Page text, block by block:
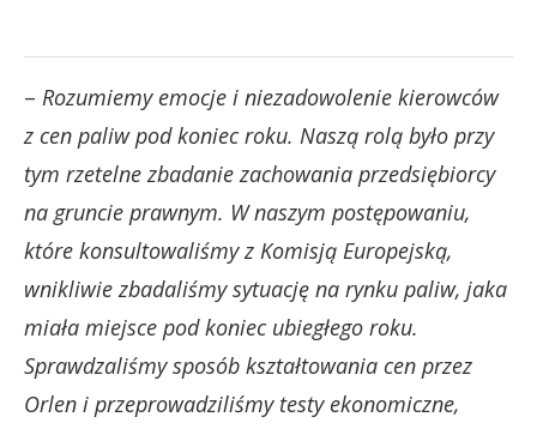
– Rozumiemy emocje i niezadowolenie kierowców
z cen paliw pod koniec roku. Naszą rolą było przy
tym rzetelne zbadanie zachowania przedsiębiorcy
na gruncie prawnym. W naszym postępowaniu,
które konsultowaliśmy z Komisją Europejską,
wnikliwie zbadaliśmy sytuację na rynku paliw, jaka
miała miejsce pod koniec ubiegłego roku.
Sprawdzaliśmy sposób kształtowania cen przez
Orlen i przeprowadziliśmy testy ekonomiczne,